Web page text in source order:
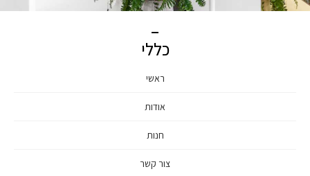
כללי
ראשי
אודות
חנות
צור קשר